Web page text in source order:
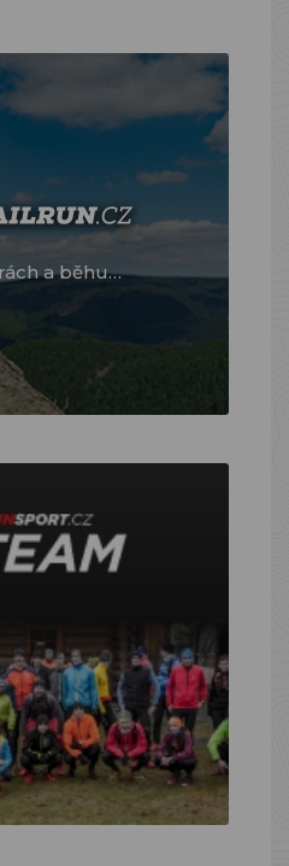
a běhu…